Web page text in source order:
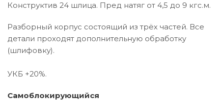
Конструктив 24 шлица. Пред натяг от 4,5 до 9 кгс.м.
Разборный корпус состоящий из трёх частей. Все
детали проходят дополнительную обработку
(шлифовку).
УКБ +20%.
Самоблокирующийся